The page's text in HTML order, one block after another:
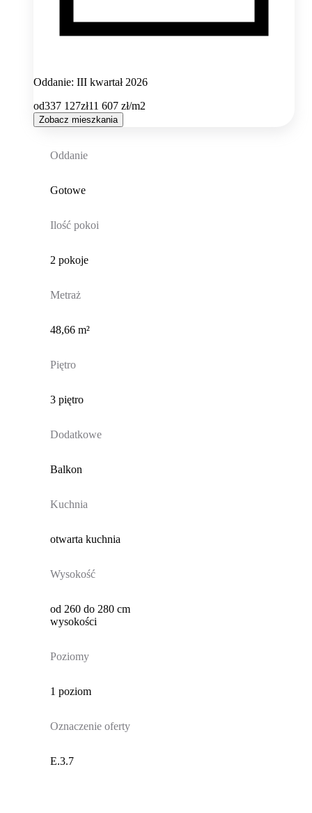
Oddanie: III kwartał 2026
od337 127zł11 607 zł/m2
Zobacz mieszkania
Oddanie
Gotowe
Ilość pokoi
2 pokoje
Metraż
48,66 m²
Piętro
3 piętro
Dodatkowe
Balkon
Kuchnia
otwarta kuchnia
Wysokość
od 260 do 280 cm
wysokości
Poziomy
1 poziom
Oznaczenie oferty
E.3.7